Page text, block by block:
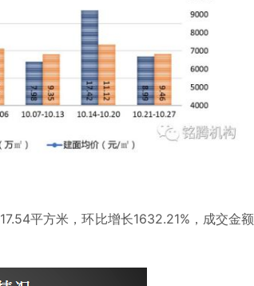
平方米，环比增长1632.21%，成交金额